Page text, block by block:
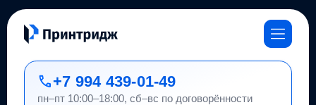
+7 994 439-01-49
пн–пт 10:00–18:00, сб–вс по договорённости